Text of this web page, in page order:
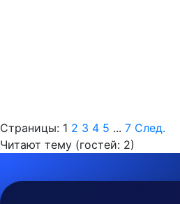
Страницы: 1 2 3 4 5 ... 7 След.
Читают тему (гостей: 2)